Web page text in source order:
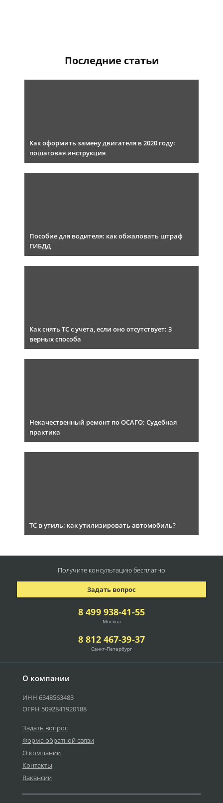
Последние статьи
Как оформить замену двигателя в 2020 году:
пошаговая инструкция
Пособие для водителя: как обжаловать штраф
ГИБДД
Как снять ТС с учета, если оно отсутствует: 3
верных способа
Некачественный ремонт по ОСАГО: Судебная
практика
ТС в утиль: как утилизировать автомобиль?
О компании
ИНН 6348563483
ОГРН 5092841920188
Задать вопрос
Форма обратной связи
О компании
Контакты
Вакансии
8 499 938-41-55
Москва
8 812 467-39-37
Санкт-Петербург
Задать вопрос
Получите консультациюбесплатно